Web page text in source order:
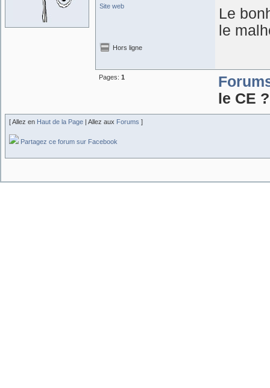
Site web
Le
le
Hors ligne
Pages: 1
le CE
[ Allez en Haut de la Page | Allez aux Forums ]
Partagez ce forum sur Facebook